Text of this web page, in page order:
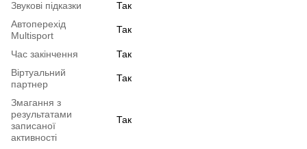
Звукові підказки
Так
Автоперехід
Multisport
Так
Час закінчення
Так
Віртуальний
партнер
Так
Змагання з
результатами
записаної
активності
Так